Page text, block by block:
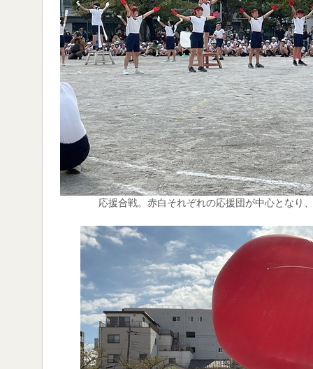
応援合戦。赤白それぞれの応援団が中心となり